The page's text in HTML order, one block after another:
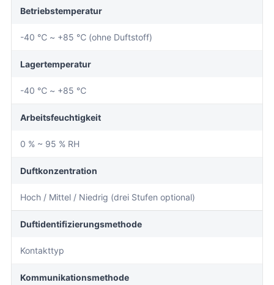
Betriebstemperatur
-40 ℃ ~ +85 ℃ (ohne Duftstoff)
Lagertemperatur
-40 ℃ ~ +85 ℃
Arbeitsfeuchtigkeit
0 % ~ 95 % RH
Duftkonzentration
Hoch / Mittel / Niedrig (drei Stufen optional)
Duftidentifizierungsmethode
Kontakttyp
Kommunikationsmethode